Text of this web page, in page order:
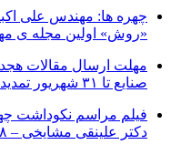
چهره ها: مهندس علی
«روش» اولین مجله ی
مهلت ارسال مقالات
صنایع تا ۳۱ شهریور تمدید شد.
فیلم مراسم نکوداشت
دکتر علینقی مشایخی – ۸ آبان ماه ۹۹